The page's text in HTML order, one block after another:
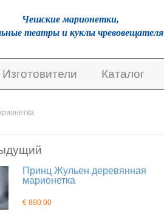
Изготовители Каталог
Принц Жульен деревянная
марионетка
€ 890.00
Чешскиe марионетки,
театры и куклы чревовещателя